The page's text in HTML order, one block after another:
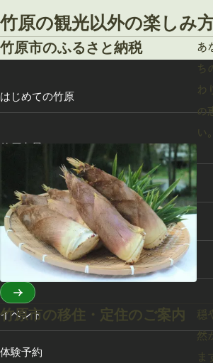
竹原の観光以外の楽しみ
竹原市のふるさと納税
あ
ち
わ
の
い。
竹原市の移住・定住のご案内
穏
然
ま
はじめての竹原
竹原点景
モデルコース
特集
スポット・体験
イベント
体験予約